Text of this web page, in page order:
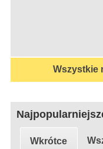
Wszystkie
Wkrótce